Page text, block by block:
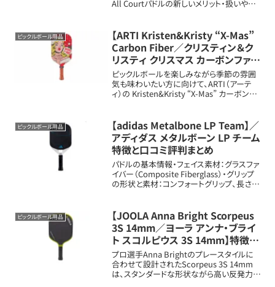
All Courtパドルの新しいメリット・扱いや特
バーカーボンコ...
ピックルボール用品
【ARTI Kristen&Kristy “X-Mas”
Carbon Fiber／クリスティン＆ク
リスティ クリスマス カーボンファイ
バー】特徴と口コミ評判まとめ
ピックルボールを楽しみながら季節の雰囲
気も味わいたい方に向けて、ARTI（アーテ
ィ）の Kristen&Kristy “X-Mas” カーボンフ
ら、性能は本格派...
ピックルボール用品
【adidas Metalbone LP Team】／
アディダス メタルボーン LP チーム
特徴と口コミ評判まとめ
パドルの基本情報・フェイス素材：グラスファ
イバー（Composite Fiberglass）・グリップ
の形状と素材：コンフォートグリップ、長さ約
ピックルボール用品
【JOOLA Anna Bright Scorpeus
3S 14mm／ヨーラ アンナ・ブライ
ト スコルピウス 3S 14mm】特徴と
口コミ評判まとめ
プロ選手Anna Brightのプレースタイルに
合わせて設計されたScorpeus 3S 14mm
は、スタンダードな形状ながら高い反発力と